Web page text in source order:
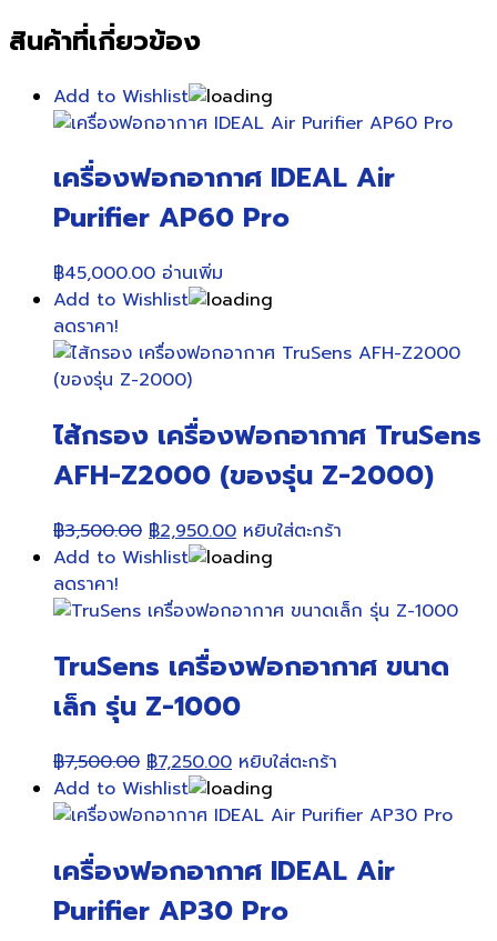
สินค้าที่เกี่ยวข้อง
Add to Wishlist
เครื่องฟอกอากาศ IDEAL Air
Purifier AP60 Pro
฿45,000.00 อ่านเพิ่ม
Add to Wishlist
ลดราคา!
ไส้กรอง เครื่องฟอกอากาศ TruSens
AFH-Z2000 (ของรุ่น Z-2000)
฿3,500.00 Original
price
฿3,500.00.
฿2,950.00Current
price
฿2,950.00.
หยิบใส่ตะกร้า
Add to Wishlist
ลดราคา!
TruSens เครื่องฟอกอากาศ ขนาด
เล็ก รุ่น Z-1000
฿7,500.00 Original
price
was:
฿7,250.00Current
price
is:
หยิบใส่ตะกร้า
Add to Wishlist
เครื่องฟอกอากาศ IDEAL Air
Purifier AP30 Pro